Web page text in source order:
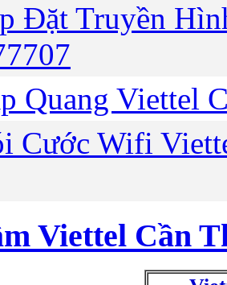
Đặt Truyền
Quang Viettel
Cước Wifi
Viettel Cần